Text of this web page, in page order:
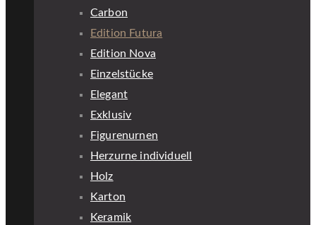
Carbon
Edition Futura
Edition Nova
Einzelstücke
Elegant
Exklusiv
Figurenurnen
Herzurne individuell
Holz
Karton
Keramik